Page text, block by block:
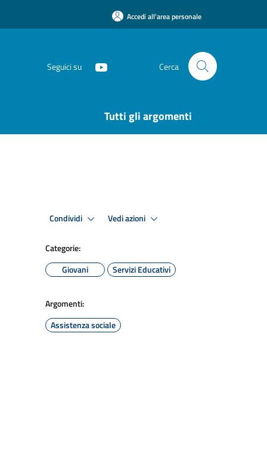
Accedi all'area personale
Seguici su Cerca
Tutti gli argomenti
Condividi Vedi azioni
Categorie:
Giovani
Servizi Educativi
Argomenti:
Assistenza sociale